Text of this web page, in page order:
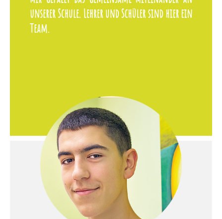
unserer Schule. Lehrer und Schüler sind hier ein
Team.